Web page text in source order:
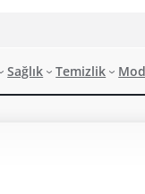
Sağlık Temizlik